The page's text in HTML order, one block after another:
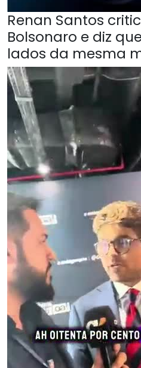
Renan Santos
Bolsonaro e diz
lados da mesma